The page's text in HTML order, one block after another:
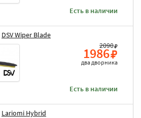
Есть в наличии
DSV Wiper Blade
2090
1986
два дворника
Есть в наличии
Lariomi Hybrid